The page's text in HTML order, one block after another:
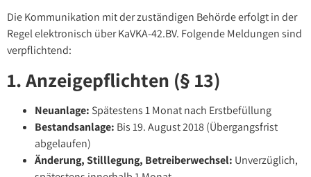
Die Kommunikation mit der zuständigen Behörde erfolgt in der
Regel elektronisch über KaVKA-42.BV. Folgende Meldungen sind
verpflichtend:
1. Anzeigepflichten (§ 13)
Neuanlage: Spätestens 1 Monat nach Erstbefüllung
Bestandsanlage: Bis 19. August 2018 (Übergangsfrist
abgelaufen)
Änderung, Stilllegung, Betreiberwechsel: Unverzüglich,